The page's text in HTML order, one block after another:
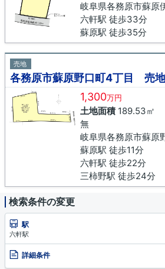
岐阜県各務原市蘇原
六軒駅 徒歩33分
蘇原駅 徒歩35分
売地
各務原市蘇原野口町4丁目 売地
1,300万円
土地面積189.53㎡
無
岐阜県各務原市蘇原
蘇原駅 徒歩11分
六軒駅 徒歩22分
三柿野駅 徒歩24分
検索条件の変更
駅
六軒駅
詳細条件